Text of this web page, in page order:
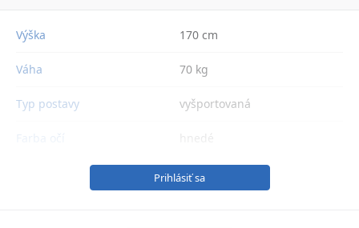
Výška 170 cm
Váha 70 kg
Typ postavy vyšportovaná
hnedé
Prihlásiť sa